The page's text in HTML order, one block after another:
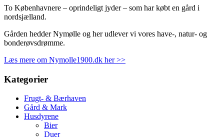
To Københavnere – oprindeligt jyder – som har købt en gård i
nordsjælland.
Gården hedder Nymølle og her udlever vi vores have-, natur- og
bonderøvsdrømme.
Læs mere om Nymolle1900.dk her >>
Kategorier
Frugt- & Bærhaven
Gård & Mark
Husdyrene
Bier
Duer